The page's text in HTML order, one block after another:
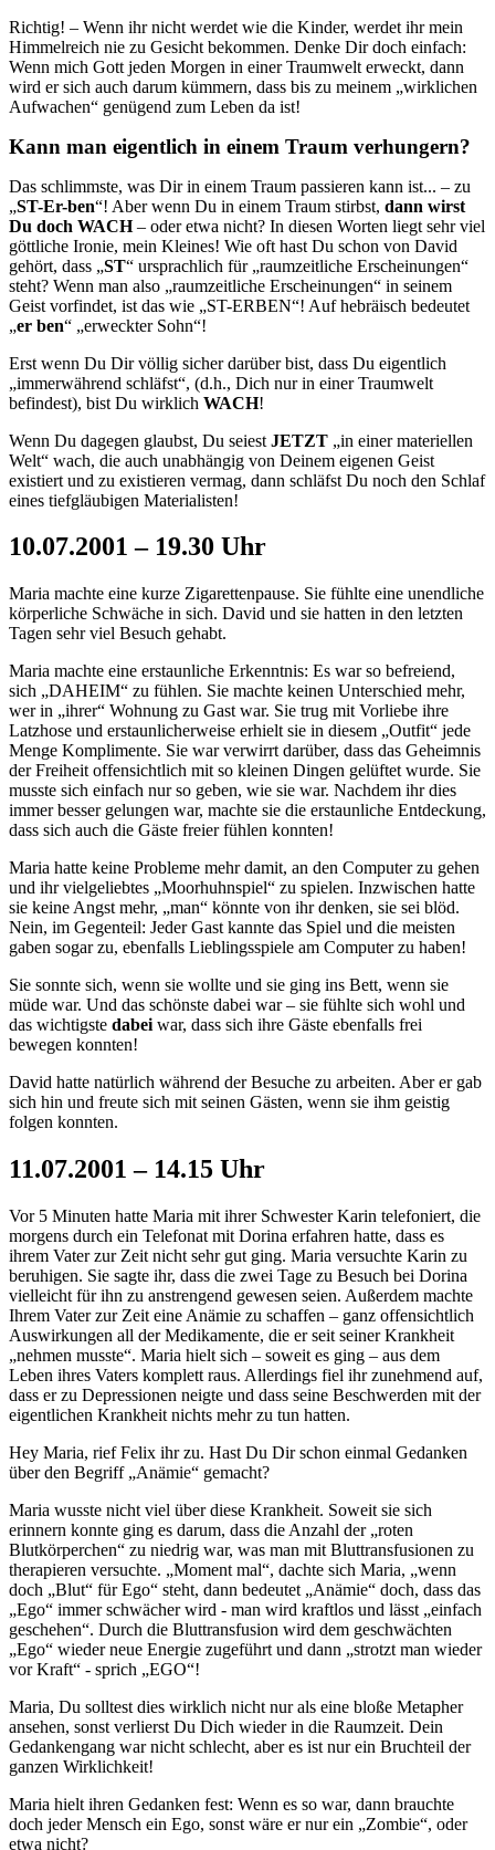
Richtig! – Wenn ihr nicht werdet wie die Kinder, werdet ihr mein
Himmelreich nie zu Gesicht bekommen. Denke Dir doch einfach:
Wenn mich Gott jeden Morgen in einer Traumwelt erweckt, dann
wird er sich auch darum kümmern, dass bis zu meinem „wirklichen
Aufwachen“ genügend zum Leben da ist!
Kann man eigentlich in einem Traum verhungern?
Das schlimmste, was Dir in einem Traum passieren kann ist... – zu
„ST-Er-ben“! Aber wenn Du in einem Traum stirbst, dann wirst
Du doch WACH– oder etwa nicht? In diesen Worten liegt sehr viel
göttliche Ironie, mein Kleines! Wie oft hast Du schon von David
gehört, dass „ST“ ursprachlich für „raumzeitliche Erscheinungen“
steht? Wenn man also „raumzeitliche Erscheinungen“ in seinem
Geist vorfindet, ist das wie „ST-ERBEN“! Auf hebräisch bedeutet
„er ben“ „erweckter Sohn“!
Erst wenn Du Dir völlig sicher darüber bist, dass Du eigentlich
„immerwährend schläfst“, (d.h., Dich nur in einer Traumwelt
befindest), bist Du wirklich WACH!
Wenn Du dagegen glaubst, Du seiest JETZT „in einer materiellen
Welt“ wach, die auch unabhängig von Deinem eigenen Geist
existiert und zu existieren vermag, dann schläfst Du noch den Schlaf
eines tiefgläubigen Materialisten!
10.07.2001 – 19.30 Uhr
Maria machte eine kurze Zigarettenpause. Sie fühlte eine unendliche
körperliche Schwäche in sich. David und sie hatten in den letzten
Tagen sehr viel Besuch gehabt.
Maria machte eine erstaunliche Erkenntnis: Es war so befreiend,
sich „DAHEIM“ zu fühlen. Sie machte keinen Unterschied mehr,
wer in „ihrer“ Wohnung zu Gast war. Sie trug mit Vorliebe ihre
Latzhose und erstaunlicherweise erhielt sie in diesem „Outfit“ jede
Menge Komplimente. Sie war verwirrt darüber, dass das Geheimnis
der Freiheit offensichtlich mit so kleinen Dingen gelüftet wurde. Sie
musste sich einfach nur so geben, wie sie war. Nachdem ihr dies
immer besser gelungen war, machte sie die erstaunliche Entdeckung,
dass sich auch die Gäste freier fühlen konnten!
Maria hatte keine Probleme mehr damit, an den Computer zu gehen
und ihr vielgeliebtes „Moorhuhnspiel“ zu spielen. Inzwischen hatte
sie keine Angst mehr, „man“ könnte von ihr denken, sie sei blöd.
Nein, im Gegenteil: Jeder Gast kannte das Spiel und die meisten
gaben sogar zu, ebenfalls Lieblingsspiele am Computer zu haben!
Sie sonnte sich, wenn sie wollte und sie ging ins Bett, wenn sie
müde war. Und das schönste dabei war – sie fühlte sich wohl und
das wichtigste dabei war, dass sich ihre Gäste ebenfalls frei
bewegen konnten!
David hatte natürlich während der Besuche zu arbeiten. Aber er gab
sich hin und freute sich mit seinen Gästen, wenn sie ihm geistig
folgen konnten.
11.07.2001 – 14.15 Uhr
Vor 5 Minuten hatte Maria mit ihrer Schwester Karin telefoniert, die
morgens durch ein Telefonat mit Dorina erfahren hatte, dass es
ihrem Vater zur Zeit nicht sehr gut ging. Maria versuchte Karin zu
beruhigen. Sie sagte ihr, dass die zwei Tage zu Besuch bei Dorina
vielleicht für ihn zu anstrengend gewesen seien. Außerdem machte
Ihrem Vater zur Zeit eine Anämie zu schaffen – ganz offensichtlich
Auswirkungen all der Medikamente, die er seit seiner Krankheit
„nehmen musste“. Maria hielt sich – soweit es ging – aus dem
Leben ihres Vaters komplett raus. Allerdings fiel ihr zunehmend auf,
dass er zu Depressionen neigte und dass seine Beschwerden mit der
eigentlichen Krankheit nichts mehr zu tun hatten.
Hey Maria, rief Felix ihr zu. Hast Du Dir schon einmal Gedanken
über den Begriff „Anämie“ gemacht?
Maria wusste nicht viel über diese Krankheit. Soweit sie sich
erinnern konnte ging es darum, dass die Anzahl der „roten
Blutkörperchen“ zu niedrig war, was man mit Blut­trans­fu­sio­nen zu
therapieren versuchte. „Moment mal“, dachte sich Maria, „wenn
doch „Blut“ für Ego“ steht, dann bedeutet „Anämie“ doch, dass das
„Ego“ immer schwächer wird - man wird kraftlos und lässt „einfach
geschehen“. Durch die Bluttransfusion wird dem geschwächten
„Ego“ wieder neue Energie zugeführt und dann „strotzt man wieder
vor Kraft“ - sprich „EGO“!
Maria, Du solltest dies wirklich nicht nur als eine bloße Metapher
ansehen, sonst verlierst Du Dich wieder in die Raumzeit. Dein
Gedankengang war nicht schlecht, aber es ist nur ein Bruchteil der
ganzen Wirklichkeit!
Maria hielt ihren Gedanken fest: Wenn es so war, dann brauchte
doch jeder Mensch ein Ego, sonst wäre er nur ein „Zombie“, oder
etwa nicht?